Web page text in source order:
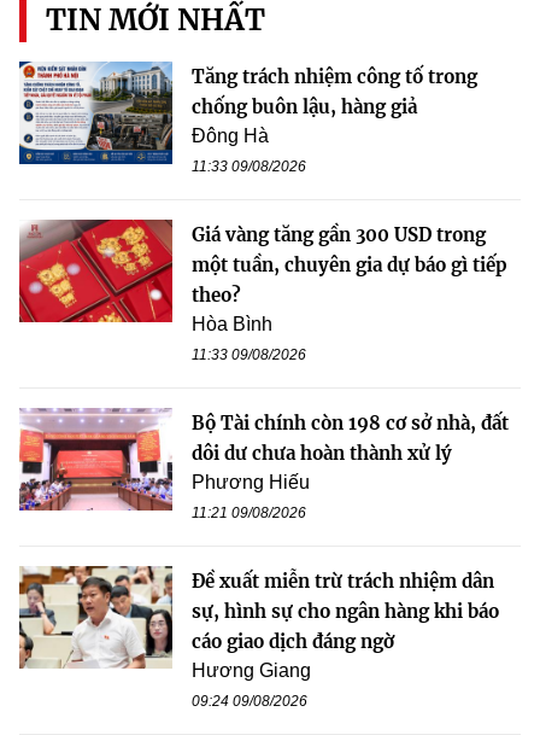
TIN MỚI NHẤT
Tăng trách nhiệm công tố trong
chống buôn lậu, hàng giả
Đông Hà
11:33 09/08/2026
Giá vàng tăng gần 300 USD trong
một tuần, chuyên gia dự báo gì tiếp
theo?
Hòa Bình
11:33 09/08/2026
Bộ Tài chính còn 198 cơ sở nhà, đất
dôi dư chưa hoàn thành xử lý
Phương Hiếu
11:21 09/08/2026
Đề xuất miễn trừ trách nhiệm dân
sự, hình sự cho ngân hàng khi báo
cáo giao dịch đáng ngờ
Hương Giang
09:24 09/08/2026